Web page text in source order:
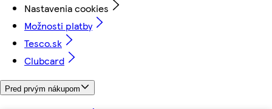
Nastavenia cookies
Možnosti platby
Tesco.sk
Clubcard
Pred prvým nákupom